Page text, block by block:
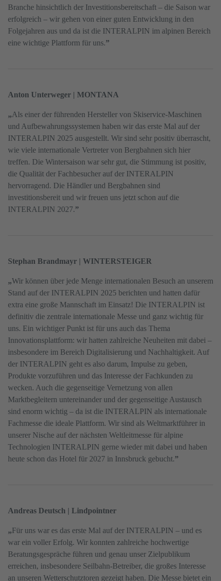
Branche hinsichtlich der Investitionsbereitschaft – die Saison war
erfolgreich – wir gehen von einer guten Entwicklung in den
Folgejahren aus und da ist die INTERALPIN im alpinen Bereich
eine wichtige Plattform für uns.”
Anton Unterweger | MONTANA
„Als einer der führenden Hersteller von Skiservice-Maschinen
und Aufbewahrungssystemen haben wir das erste Mal auf der
INTERALPIN 2025 ausgestellt. Wir sind sehr positiv überrascht,
wie viele internationale Vertreter von Bergbahnen sich hier
treffen. Die Wintersaison war sehr gut, die Stimmung ist positiv,
die Qualität der Fachbesucher auf der INTERALPIN
hervorragend. Die Händler und Bergbahnen sind
investitionsbereit und wir freuen uns jetzt schon auf die
INTERALPIN 2027.”
Stephan Brandmayr | WINTERSTEIGER
„Wir können über jede Menge internationalen Besuch an unserem
Stand auf der INTERALPIN 2025 berichten und hatten dafür
extra eine große Mannschaft im Einsatz! Die INTERALPIN ist
definitiv die zentrale internationale Messe und ganz wichtig für
uns. Ein wichtiger Punkt ist für uns auch das Thema
Innovationsplattform: wir hatten zahlreiche Neuheiten mit dabei –
insbesondere im Bereich Digitalisierung und Nachhaltigkeit. Auf
der INTERALPIN geht es also darum, Impulse zu geben,
Produkte vorzuführen und das Interesse der Fachkunden zu
wecken. Auch die gegenseitige Vernetzung von allen
Marktbegleitern untereinander und der gegenseitige Austausch
sind enorm wichtig – da ist die INTERALPIN als internationale
Fachmesse die ideale Plattform. Wir sind als Weltmarktführer in
unserer Nische auf der nächsten Weltleitmesse für alpine
Technologien INTERALPIN gerne wieder mit dabei und haben
heute schon das Hotel für 2027 in Innsbruck gebucht.”
Andreas Deutsch | Lindpointner
„Für uns war es das erste Mal auf der INTERALPIN – und es
war ein voller Erfolg. Wir konnten zahlreiche hochwertige
Beratungsgespräche führen und genau unser Zielpublikum
erreichen, insbesondere Seilbahn-Betreiber, die großes Interesse
an unseren Wetterschutztoren gezeigt haben. Die Messe bietet ein